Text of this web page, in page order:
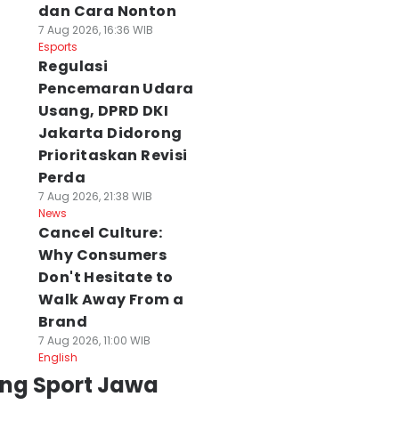
dan Cara Nonton
7 Aug 2026, 16:36 WIB
Esports
Regulasi
Pencemaran Udara
Usang, DPRD DKI
Jakarta Didorong
Prioritaskan Revisi
Perda
7 Aug 2026, 21:38 WIB
News
Cancel Culture:
Why Consumers
Don't Hesitate to
Walk Away From a
Brand
7 Aug 2026, 11:00 WIB
English
Sport Jawa